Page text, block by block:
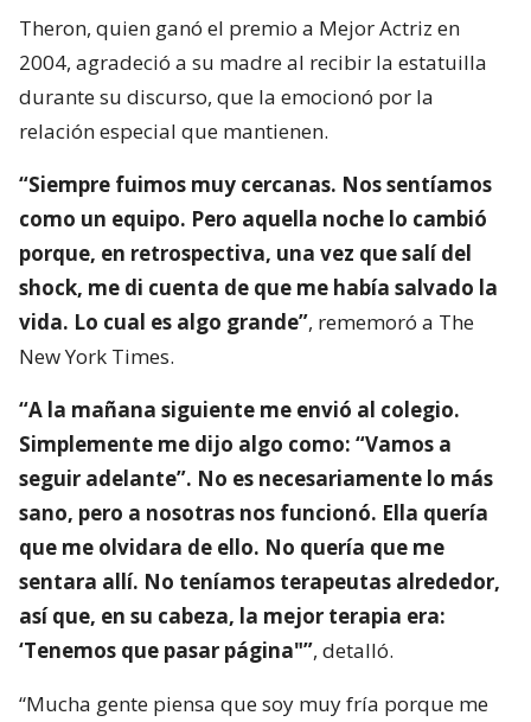
Theron, quien ganó el premio a Mejor Actriz en
2004, agradeció a su madre al recibir la estatuilla
durante su discurso, que la emocionó por la
relación especial que mantienen.
“Siempre fuimos muy cercanas. Nos sentíamos
como un equipo. Pero aquella noche lo cambió
porque, en retrospectiva, una vez que salí del
shock, me di cuenta de que me había salvado la
vida. Lo cual es algo grande”, rememoró a The
New York Times.
“A la mañana siguiente me envió al colegio.
Simplemente me dijo algo como: “Vamos a
seguir adelante”. No es necesariamente lo más
sano, pero a nosotras nos funcionó. Ella quería
que me olvidara de ello. No quería que me
sentara allí. No teníamos terapeutas alrededor,
así que, en su cabeza, la mejor terapia era:
‘Tenemos que pasar página"”, detalló.
“Mucha gente piensa que soy muy fría porque me